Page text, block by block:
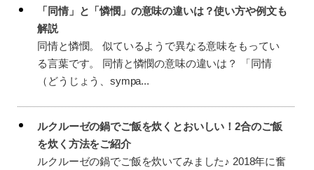
「同情」と「憐憫」の意味の違いは？使い方や例文も
解説
同情と憐憫。 似ているようで異なる意味をもってい
る言葉です。 同情と憐憫の意味の違いは？ 「同情
（どうじょう、sympa...
ルクルーゼの鍋でご飯を炊くとおいしい！2合のご飯
を炊く方法をご紹介
ルクルーゼの鍋でご飯を炊いてみました♪ 2018年に奮